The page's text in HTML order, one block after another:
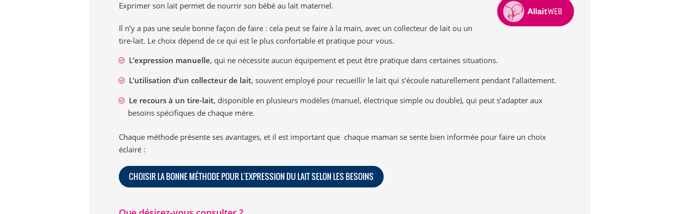
Exprimer son lait permet de nourrir son bébé au lait maternel.
Il n’y a pas une seule bonne façon de faire : cela peut se faire à la main, avec un collecteur de lait ou un
tire-lait. Le choix dépend de ce qui est le plus confortable et pratique pour vous.
L’expression manuelle, qui ne nécessite aucun équipement et peut être pratique dans certaines situations.
L’utilisation d’un collecteur de lait, souvent employé pour recueillir le lait qui s’écoule naturellement pendant l’allaitement.
Le recours à un tire-lait, disponible en plusieurs modèles (manuel, électrique simple ou double), qui peut s’adapter aux
besoins spécifiques de chaque mère.
Chaque méthode présente ses avantages, et il est important que chaque maman se sente bien informée pour faire un choix
éclairé :
CHOISIR LA BONNE MÉTHODE POUR L’EXPRESSION DU LAIT SELON LES BESOINS